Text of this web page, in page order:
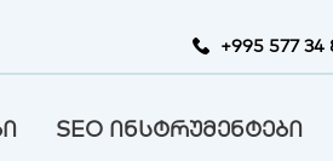
+995 577 34
SEO ინსტრუმენტები